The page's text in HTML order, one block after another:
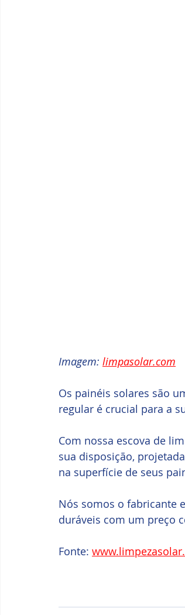
Imagem: limpasolar.com
Os painéis solares são
regular é crucial para a
Com nossa escova de
sua disposição,
na superfície de seus
Nós somos o fabricante
duráveis ​​com um preço
Fonte: